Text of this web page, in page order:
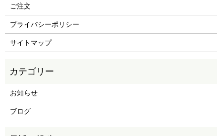
ご注文
プライバシーポリシー
サイトマップ
お知らせ
ブログ